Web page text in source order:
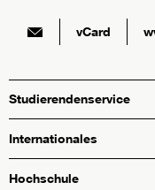
vCard
Studierendenservice
Internationales
Hochschule